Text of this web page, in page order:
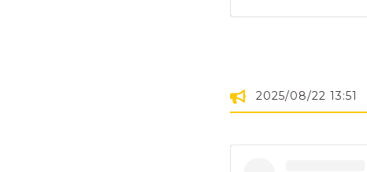
2025/08/22 13:51